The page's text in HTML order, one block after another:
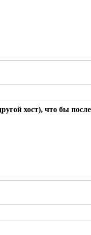
хост), что бы